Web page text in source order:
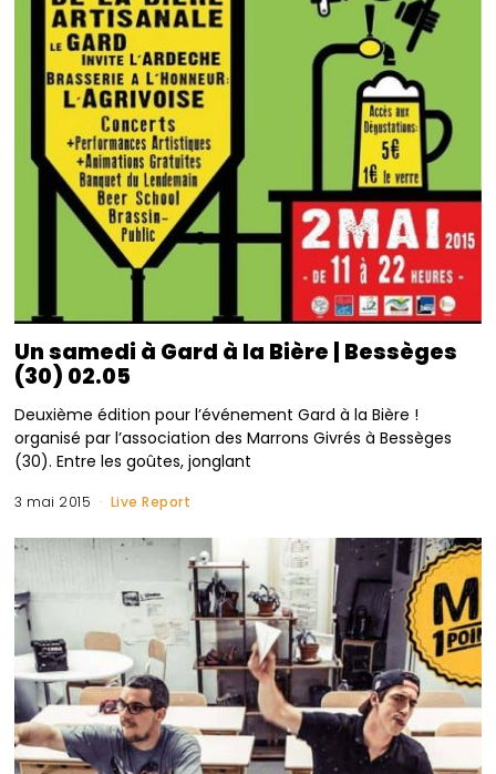
Un samedi à Gard à la Bière | Bessèges
(30) 02.05
Deuxième édition pour l’événement Gard à la Bière !
organisé par l’association des Marrons Givrés à Bessèges
(30). Entre les goûtes, jonglant
3 mai 2015 Live Report